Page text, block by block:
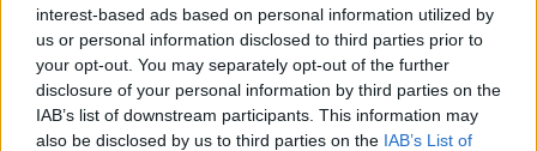
interest-based ads based on personal information utilized by
us or personal information disclosed to third parties prior to
your opt-out. You may separately opt-out of the further
disclosure of your personal information by third parties on the
IAB’s list of downstream participants. This information may
also be disclosed by us to third parties on the IAB’s List of